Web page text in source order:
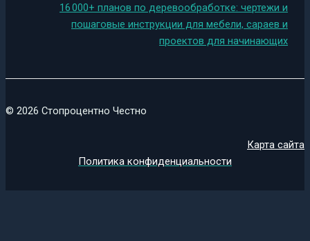
16 000+ планов по деревообработке: чертежи и
пошаговые инструкции для мебели, сараев и
проектов для начинающих
© 2026 Стопроцентно Честно
Карта сайта
Политика конфиденциальности